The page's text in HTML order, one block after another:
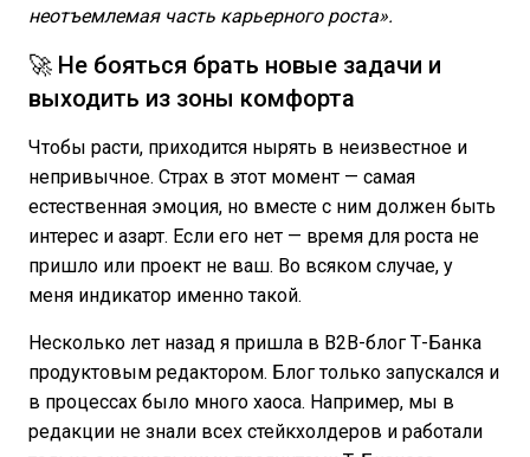
неотъемлемая часть карьерного роста».
🚀 Не бояться брать новые задачи и
выходить из зоны комфорта
Чтобы расти, приходится нырять в неизвестное и
непривычное. Страх в этот момент — самая
естественная эмоция, но вместе с ним должен быть
интерес и азарт. Если его нет — время для роста не
пришло или проект не ваш. Во всяком случае, у
меня индикатор именно такой.
Несколько лет назад я пришла в B2B-блог Т-Банка
продуктовым редактором. Блог только запускался и
в процессах было много хаоса. Например, мы в
редакции не знали всех стейкхолдеров и работали